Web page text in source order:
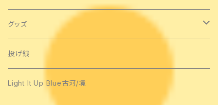
アルバム
手作りCD
ライブCD
グッズ
Tシャツ
タオル類
投げ銭
Light It Up Blue古河/境